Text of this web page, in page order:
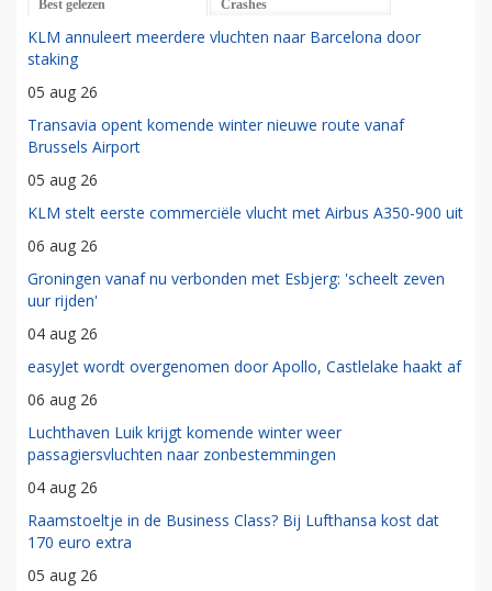
Best gelezen Crashes
KLM annuleert meerdere vluchten naar Barcelona door
staking
05 aug 26
Transavia opent komende winter nieuwe route vanaf
Brussels Airport
05 aug 26
KLM stelt eerste commerciële vlucht met Airbus A350-900 uit
06 aug 26
Groningen vanaf nu verbonden met Esbjerg: 'scheelt zeven
uur rijden'
04 aug 26
easyJet wordt overgenomen door Apollo, Castlelake haakt af
06 aug 26
Luchthaven Luik krijgt komende winter weer
passagiersvluchten naar zonbestemmingen
04 aug 26
Raamstoeltje in de Business Class? Bij Lufthansa kost dat
170 euro extra
05 aug 26